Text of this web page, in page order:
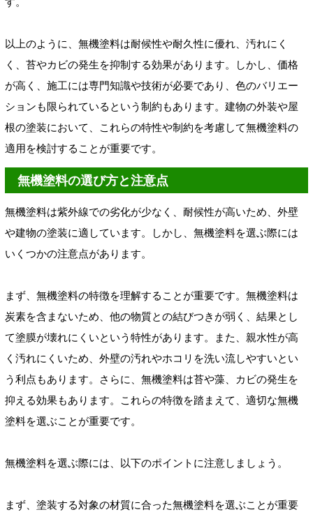
以上のように、無機塗料は耐候性や耐久性に優れ、汚れにく
く、苔やカビの発生を抑制する効果があります。しかし、価格
が高く、施工には専門知識や技術が必要であり、色のバリエー
ションも限られているという制約もあります。建物の外装や屋
根の塗装において、これらの特性や制約を考慮して無機塗料の
適用を検討することが重要です。
無機塗料の選び方と注意点
無機塗料は紫外線での劣化が少なく、耐候性が高いため、外壁
や建物の塗装に適しています。しかし、無機塗料を選ぶ際には
いくつかの注意点があります。
まず、無機塗料の特徴を理解することが重要です。無機塗料は
炭素を含まないため、他の物質との結びつきが弱く、結果とし
て塗膜が壊れにくいという特性があります。また、親水性が高
く汚れにくいため、外壁の汚れやホコリを洗い流しやすいとい
う利点もあります。さらに、無機塗料は苔や藻、カビの発生を
抑える効果もあります。これらの特徴を踏まえて、適切な無機
塗料を選ぶことが重要です。
無機塗料を選ぶ際には、以下のポイントに注意しましょう。
まず、塗装する対象の材質に合った無機塗料を選ぶことが重要